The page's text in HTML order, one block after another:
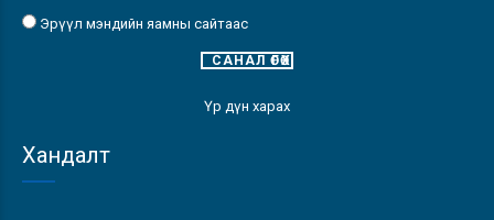
Эрүүл мэндийн яамны сайтаас
Үр дүн харах
Хандалт